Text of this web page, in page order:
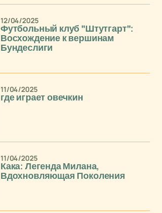
Футбольный клуб "Штутгарт":
Восхождение к вершинам
Бундеслиги
12/04/2025
где играет овечкин
11/04/2025
Кака: Легенда Милана,
Вдохновляющая Поколения
11/04/2025